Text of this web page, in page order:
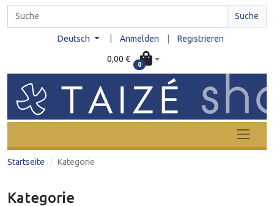
Suche
Deutsch Anmelden Registrieren
0,00 €
0
Startseite Kategorie
Kategorie